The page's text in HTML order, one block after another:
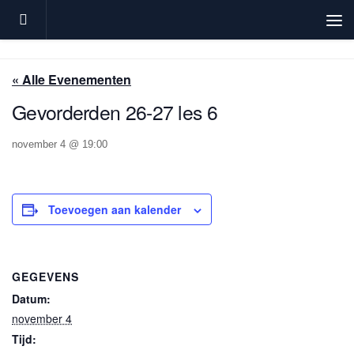
Doorgaan naar inhoud
« Alle Evenementen
Gevorderden 26-27 les 6
november 4 @ 19:00
Toevoegen aan kalender
GEGEVENS
Datum:
november 4
Tijd: